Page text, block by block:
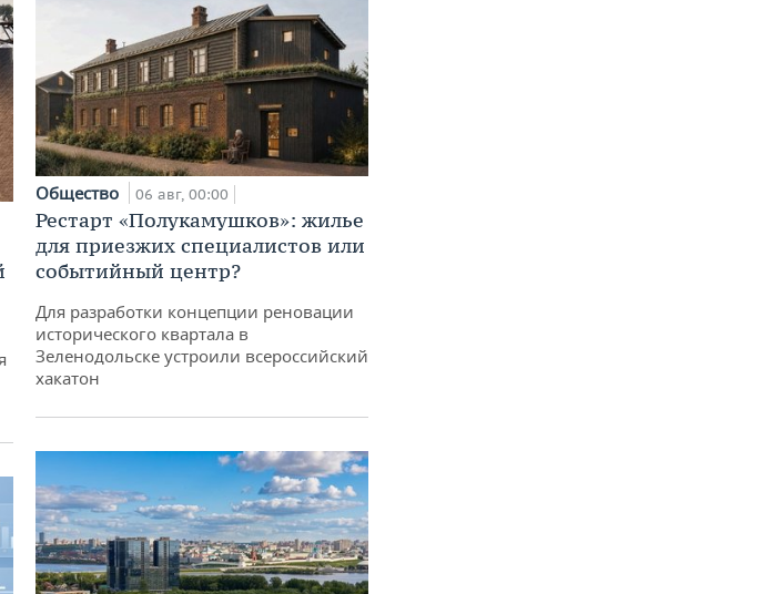
Общество 06 авг, 00:00
Рестарт «Полукамушков»: жилье
для приезжих специалистов или
событийный центр?
Для разработки концепции реновации
исторического квартала в
Зеленодольске устроили всероссийский
хакатон